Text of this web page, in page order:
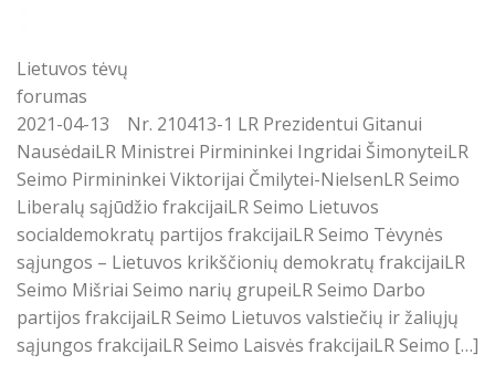
Lietuvos tėvų
forumas
2021-04-13 Nr. 210413-1 LR Prezidentui Gitanui
NausėdaiLR Ministrei Pirmininkei Ingridai ŠimonyteiLR
Seimo Pirmininkei Viktorijai Čmilytei-NielsenLR Seimo
Liberalų sąjūdžio frakcijaiLR Seimo Lietuvos
socialdemokratų partijos frakcijaiLR Seimo Tėvynės
sąjungos – Lietuvos krikščionių demokratų frakcijaiLR
Seimo Mišriai Seimo narių grupeiLR Seimo Darbo
partijos frakcijaiLR Seimo Lietuvos valstiečių ir žaliųjų
sąjungos frakcijaiLR Seimo Laisvės frakcijaiLR Seimo […]